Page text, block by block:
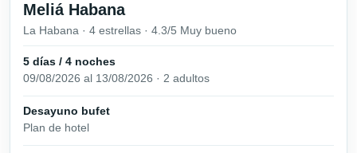
Meliá Habana
La Habana · 4 estrellas · 4.3/5 Muy bueno
5 días / 4 noches
09/08/2026 al 13/08/2026 · 2 adultos
Desayuno bufet
Plan de hotel